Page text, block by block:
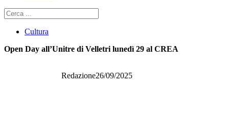
Cerca
Cultura
Open Day all’Unitre di Velletri lunedì 29 al CREA
Redazione26/09/2025